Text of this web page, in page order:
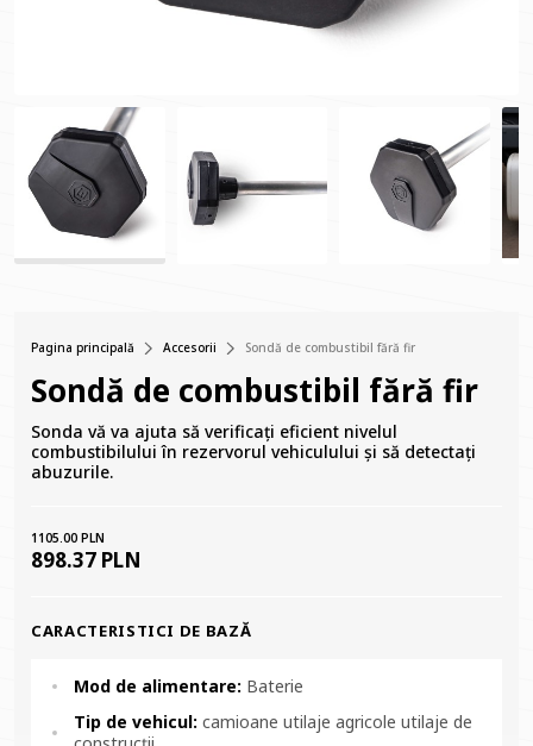
Pagina principală Accesorii Sondă de combustibil fără fir
Sondă de combustibil fără fir
Sonda vă va ajuta să verificați eficient nivelul
combustibilului în rezervorul vehiculului și să detectați
abuzurile.
1105.00 PLN
898.37 PLN
CARACTERISTICI DE BAZĂ
Mod de alimentare: Baterie
Tip de vehicul: camioane utilaje agricole utilaje de